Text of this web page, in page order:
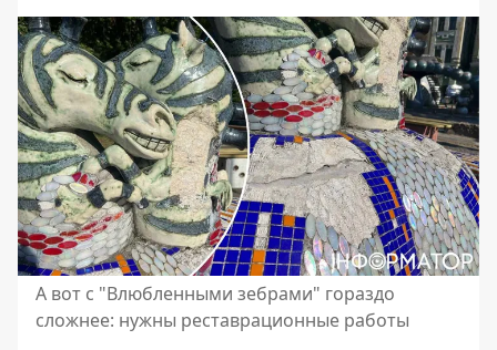
А вот с "Влюбленными зебрами" гораздо
сложнее: нужны реставрационные работы